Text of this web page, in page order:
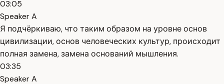
03:05
Speaker A
Я подчёркиваю, что таким образом на уровне основ
цивилизации, основ человеческих культур, происходит
полная замена, замена оснований мышления.
03:35
Speaker A